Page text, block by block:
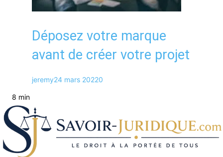
Déposez votre marque
avant de créer votre projet
jeremy24 mars 20220
8 min